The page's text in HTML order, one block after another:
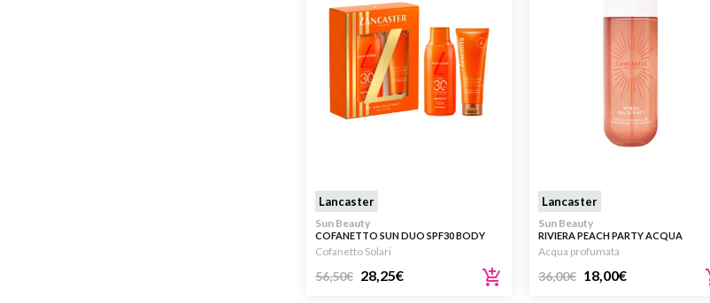
Lancaster
Sun Beauty
COFANETTO SUN DUO SPF30 BODY
MILK 175ML
Cofanetto Solari
56,50€ 28,25€
Lancaster
Sun Beauty
RIVIERA PEACH PARTY ACQUA
PROFUMATA 236ML
Acqua profumata
36,00€ 18,00€